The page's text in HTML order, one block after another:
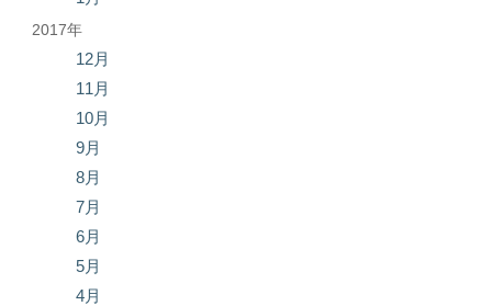
2017年
12月
11月
10月
9月
8月
7月
6月
5月
4月